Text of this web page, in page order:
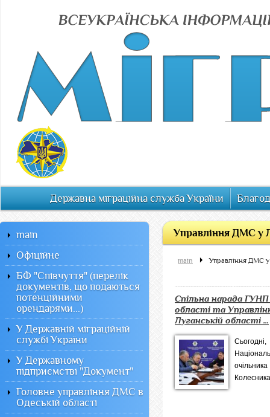
Державна міграційна служба України
Управління ДМС у
main Управління ДМС у
Спільна нарада ГУНП
області та
Луганській області ...
main
Офiцiйне
БФ "Співчуття" (перелік
документів, що подаються
потенційними
орендарями...)
У Державній міграційній
службі України
У Державному
підприємстві "Документ"
Головне управління ДМС в
Одеській області